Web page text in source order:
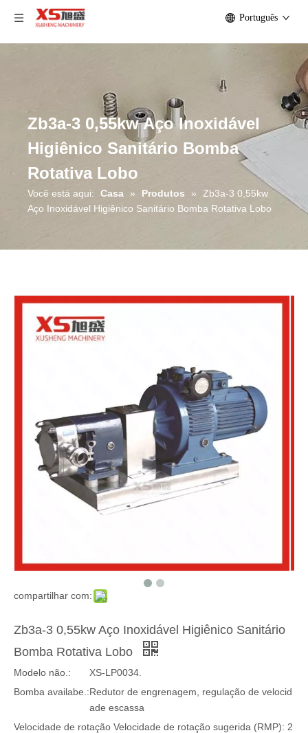
Português
Zb3a-3 0,55kw Aço Inoxidável
Higiênico Sanitário Bomba
Rotativa Lobo
Você está aqui: Casa » Produtos »
Zb3a-3 0,55kw
Aço Inoxidável Higiênico Sanitário Bomba Rotativa Lobo
compartilhar com:
Zb3a-3 0,55kw Aço Inoxidável Higiênico Sanitário
Bomba Rotativa Lobo
Modelo não.:
XS-LP0034.
Bomba availabe.:Redutor de engrenagem, regulação de velocid
ade escassa
Velocidade de rotação Velocidade de rotação sugerida (RMP): 2